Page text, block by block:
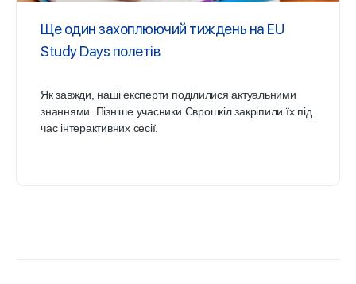
Ще один захоплюючий тиждень на EU
Study Days полетів
Як завжди, наші експерти поділилися актуальними
знаннями. Пізніше учасники Єврошкіл закріпили їх під
час інтерактивних сесії.